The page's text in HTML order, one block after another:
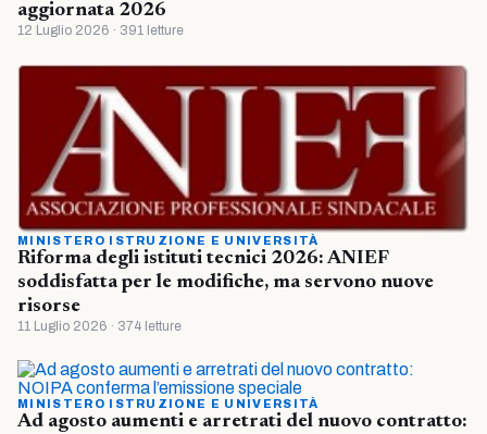
aggiornata 2026
12 Luglio 2026 · 391 letture
MINISTERO ISTRUZIONE E UNIVERSITÀ
Riforma degli istituti tecnici 2026: ANIEF
soddisfatta per le modifiche, ma servono nuove
risorse
11 Luglio 2026 · 374 letture
MINISTERO ISTRUZIONE E UNIVERSITÀ
Ad agosto aumenti e arretrati del nuovo contratto: